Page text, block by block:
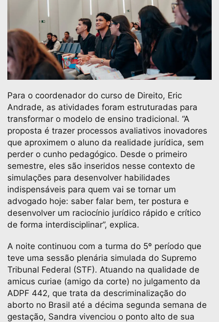
Para o coordenador do curso de Direito, Eric
Andrade, as atividades foram estruturadas para
transformar o modelo de ensino tradicional. “A
proposta é trazer processos avaliativos inovadores
que aproximem o aluno da realidade jurídica, sem
perder o cunho pedagógico. Desde o primeiro
semestre, eles são inseridos nesse contexto de
simulações para desenvolver habilidades
indispensáveis para quem vai se tornar um
advogado hoje: saber falar bem, ter postura e
desenvolver um raciocínio jurídico rápido e crítico
de forma interdisciplinar”, explica.
A noite continuou com a turma do 5º período que
teve uma sessão plenária simulada do Supremo
Tribunal Federal (STF). Atuando na qualidade de
amicus curiae (amigo da corte) no julgamento da
ADPF 442, que trata da descriminalização do
aborto no Brasil até a décima segunda semana de
gestação, Sandra vivenciou o ponto alto de sua